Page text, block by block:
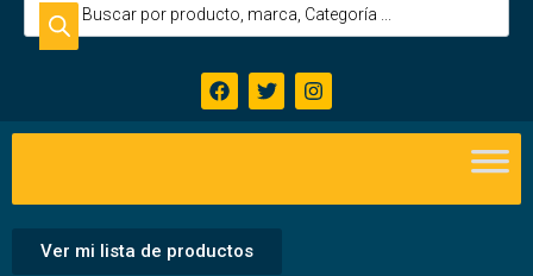
Ver mi lista de productos